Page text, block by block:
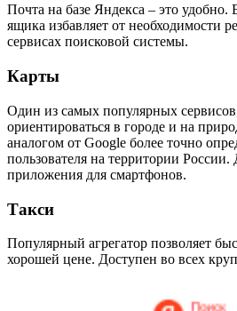
Почта на базе Яндекса – это удобно.
ящика избавляет от необходимости
сервисах поисковой системы.
Карты
Один из самых популярных
ориентироваться в городе и на
аналогом от Google более точно
пользователя на территории
приложения для смартфонов.
Такси
Популярный агрегатор позволяет
хорошей цене. Доступен во всех